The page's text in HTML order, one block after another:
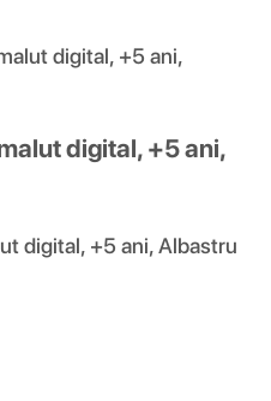
digital, +5 ani,
digital, +5 ani,